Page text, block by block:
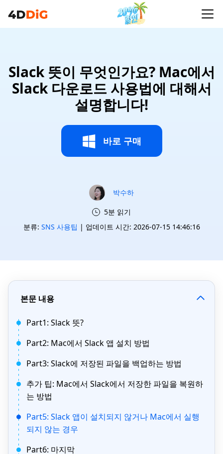
Slack 뜻이 무엇인가요? Mac에서
Slack 다운로드 사용법에 대해서
설명합니다!
바로 구매
박수하
5분 읽기
분류: SNS 사용팁 | 업데이트 시간: 2026-07-15 14:46:16
본문 내용
Part1: Slack 뜻?
Part2: Mac에서 Slack 앱 설치 방법
Part3: Slack에 저장된 파일을 백업하는 방법
추가 팁: Mac에서 Slack에서 저장한 파일을 복원하
는 방법
Part5: Slack 앱이 설치되지 않거나 Mac에서 실행
되지 않는 경우
Part6: 마지막